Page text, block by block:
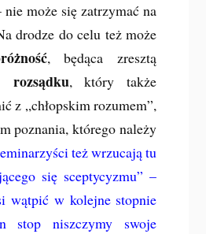
może się zatrzymać na
drodze do celu też może
, będąca zresztą
rozsądku, który także
z „chłopskim rozumem”,
poznania, którego należy
też wrzucają tu
się sceptycyzmu” –
wątpić w kolejne stopnie
stop niszczymy swoje